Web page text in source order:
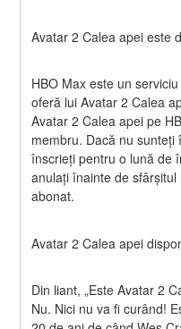
Avatar 2 Calea apei este
HBO Max este un
oferă lui Avatar 2 Calea
Avatar 2 Calea apei pe
membru. Dacă nu
înscrieți pentru o lună de
anulați înainte de
abonat.
Avatar 2 Calea apei
Din liant, „Este Avatar 2
Nu. Nici nu va fi curând!